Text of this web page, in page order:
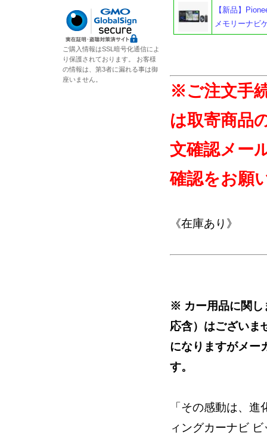
【新品】
メモリーナビ
※ご注文手
は取寄商品
文確認メー
確認をお願
《在庫あり》
※ カー用品に関し
応含）はございま
になりますがメー
す。
「その感動は、
ィングカーナビ
ご購入情報はSSL暗号化通信によ
り保護されております。 お客様
の情報は、第3者に漏れる事は御
座いません。